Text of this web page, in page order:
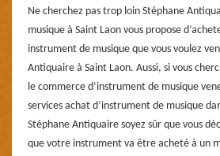
Ne cherchez pas trop loin Stéphane
musique à Saint Laon vous propose
instrument de musique que vous voulez
Antiquaire à Saint Laon. Aussi, si vous
le commerce d’instrument de musique
services achat d’instrument de musique
Stéphane Antiquaire soyez sûr que vous
que votre instrument va être acheté à un